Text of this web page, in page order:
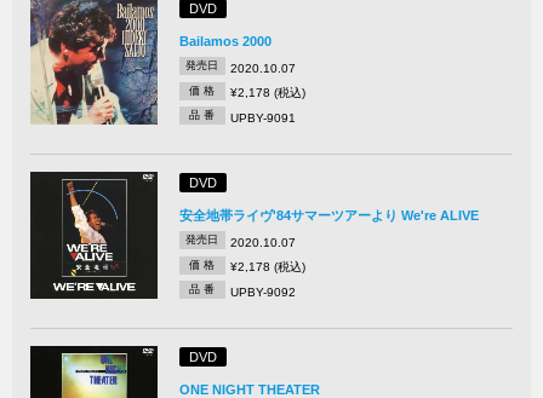
DVD
Bailamos 2000
発売日 2020.10.07
価 格 ¥2,178 (税込)
品 番 UPBY-9091
DVD
安全地帯ライヴ'84サマーツアーより We're ALIVE
発売日 2020.10.07
価 格 ¥2,178 (税込)
品 番 UPBY-9092
DVD
ONE NIGHT THEATER